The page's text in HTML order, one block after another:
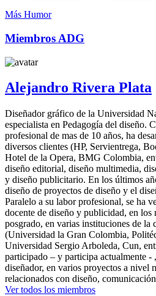
Más Humor
Miembros ADG
Alejandro Rivera Plata
Diseñador gráfico de la Universidad
especialista en Pedagogía del diseño.
profesional de mas de 10 años, ha
diversos clientes (HP, Servientrega,
Hotel de la Opera, BMG Colombia,
diseño editorial, diseño multimedia,
y diseño publicitario. En los últimos
diseño de proyectos de diseño y el
Paralelo a su labor profesional, se ha
docente de diseño y publicidad, en los
posgrado, en varias instituciones de la
(Universidad la Gran Colombia,
Universidad Sergio Arboleda, Cun,
participado – y participa actualmente
diseñador, en varios proyectos a nivel
relacionados con diseño,
Ver todos los miembros